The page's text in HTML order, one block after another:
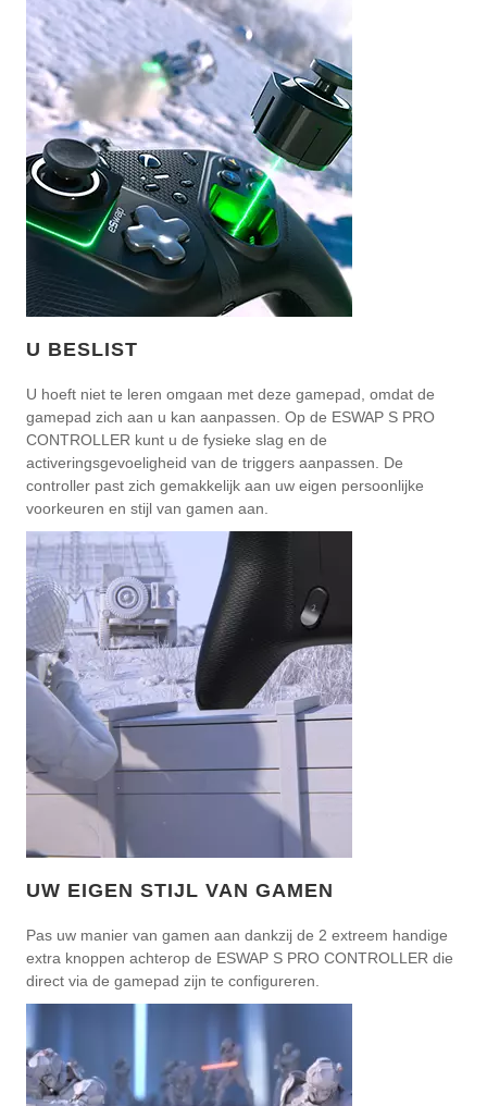
U BESLIST
U hoeft niet te leren omgaan met deze gamepad, omdat de
gamepad zich aan u kan aanpassen. Op de ESWAP S PRO
CONTROLLER kunt u de fysieke slag en de
activeringsgevoeligheid van de triggers aanpassen. De
controller past zich gemakkelijk aan uw eigen persoonlijke
voorkeuren en stijl van gamen aan.
UW EIGEN STIJL VAN GAMEN
Pas uw manier van gamen aan dankzij de 2 extreem handige
extra knoppen achterop de ESWAP S PRO CONTROLLER die
direct via de gamepad zijn te configureren.